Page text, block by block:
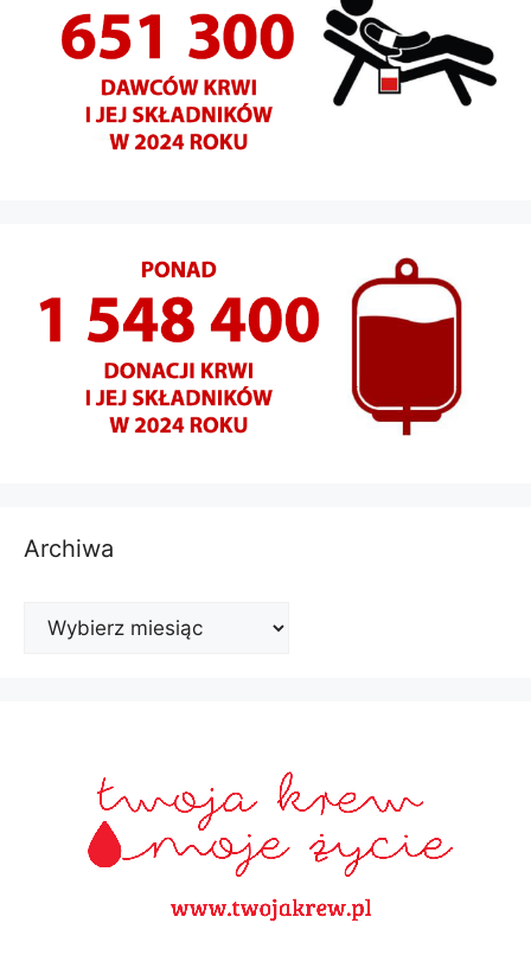
Archiwa
Archiwa